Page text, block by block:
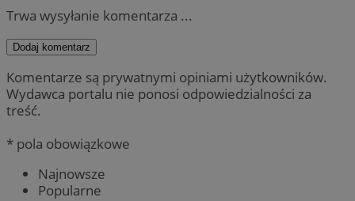
Trwa wysyłanie komentarza ...
Dodaj komentarz
Komentarze są prywatnymi opiniami użytkowników.
Wydawca portalu nie ponosi odpowiedzialności za
treść.
* pola obowiązkowe
Najnowsze
Popularne